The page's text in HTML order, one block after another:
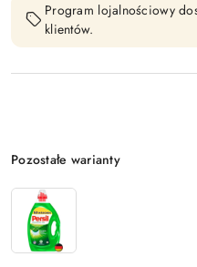
Program lojalnościowy
klientów.
Wariant
Pozostałe warianty